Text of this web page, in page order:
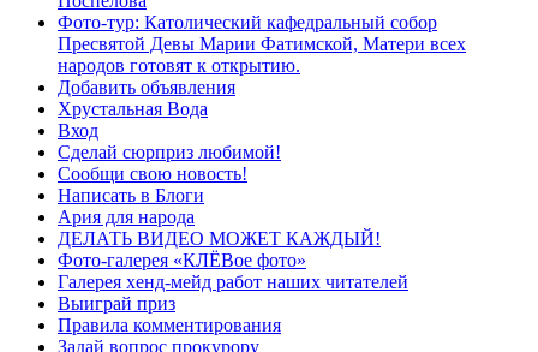
Фото-тур: Католический кафедральный собор
Пресвятой Девы Марии Фатимской, Матери всех
народов готовят к открытию.
Добавить объявления
Хрустальная Вода
Вход
Сделай сюрприз любимой!
Сообщи свою новость!
Написать в Блоги
Ария для народа
ДЕЛАТЬ ВИДЕО МОЖЕТ КАЖДЫЙ!
Фото-галерея «КЛЁВое фото»
Галерея хенд-мейд работ наших читателей
Выиграй приз
Правила комментирования
Задай вопрос прокурору